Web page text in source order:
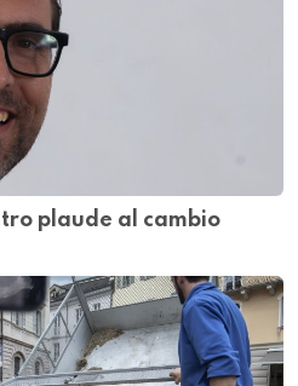
plaude al cambio